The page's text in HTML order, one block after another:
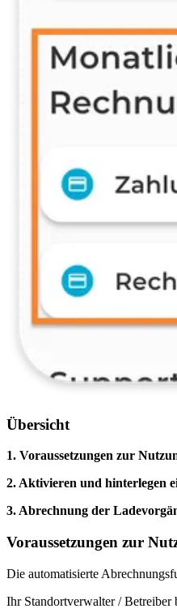
Übersicht
1. Voraussetzungen zur
2. Aktivieren und hinterlegen
3. Abrechnung der
Voraussetzungen zur
Die automatisierte
Ihr Standortverwalter /